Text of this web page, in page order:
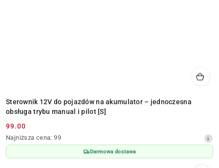
Sterownik 12V do pojazdów na akumulator – jednoczesna
obsługa trybu manual i pilot [S]
Cena
promocyjna:
99.00
Najniższa
cena
z
Najniższa cena: 99
Darmowa dostawa